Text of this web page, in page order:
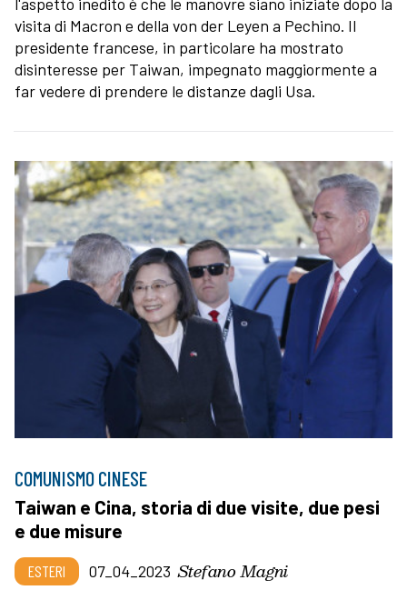
visita di Macron e della von der Leyen a Pechino. Il
presidente francese, in particolare ha mostrato
disinteresse per Taiwan, impegnato maggiormente a
far vedere di prendere le distanze dagli Usa.
COMUNISMO CINESE
Taiwan e Cina, storia di due visite, due pesi
e due misure
ESTERI 07_04_2023 Stefano Magni